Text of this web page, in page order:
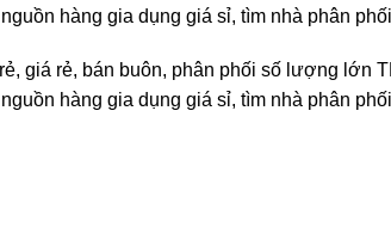
hàng gia dụng giá sỉ, tìm nhà phân
giá rẻ, bán buôn, phân phối số lượng lớn
hàng gia dụng giá sỉ, tìm nhà phân